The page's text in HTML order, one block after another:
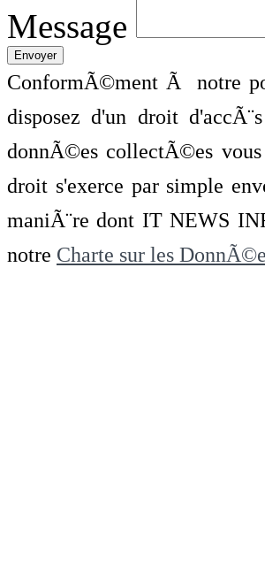
Message
ConformÃ©ment Ã notre
disposez d'un droit
donnÃ©es collectÃ©es
droit s'exerce par simple
maniÃ¨re dont IT NEWS
notre Charte sur les